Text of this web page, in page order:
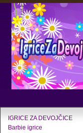
IGRICE ZA DEVOJČICE
Barbie igrice